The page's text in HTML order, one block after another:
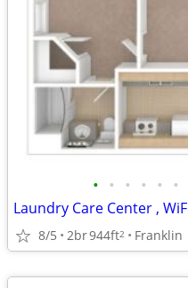
• • • • • •
Laundry Care Center ,
8/5 2br944ft2 Franklin